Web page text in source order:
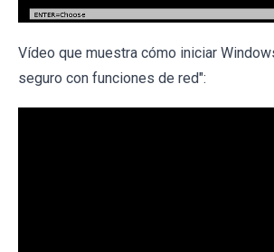
Vídeo que muestra cómo iniciar
seguro con funciones de red":